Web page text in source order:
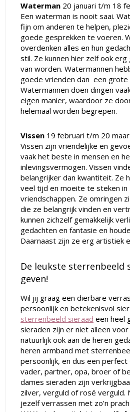
Waterman 20 januari t/m 18
Een waterman is nooit saai.
fijn om anderen te helpen,
goede gesprekken te voeren.
overdenken alles en hun
stil. Ze kunnen hier zelf ook
van worden. Watermannen
goede vrienden dan een grote
Watermannen doen dingen
eigen manier, waardoor ze
helemaal worden begrepen.
Vissen 19 februari t/m 20
Vissen zijn vriendelijke en
vaak het beste in mensen en
inlevingsvermogen. Vissen
belangrijker dan kwantiteit. Ze
veel tijd en moeite te steken in
vriendschappen. Ze omringen
die ze belangrijk vinden en
kunnen zichzelf gemakkelijk
gedachten en fantasie en
Daarnaast zijn ze erg artistiek
De leukste sterrenbeeld
geven!
Wil jij graag een dierbare
persoonlijk en betekenisvol
sterrenbeeld sieraad een heel
sieraden zijn er niet alleen
natuurlijk ook aan de heren
heren armband met
persoonlijk, en dus een perfect
vader, partner, opa, broer of
dames sieraden zijn
zilver, verguld of rosé verguld.
jezelf verrassen met zo’n